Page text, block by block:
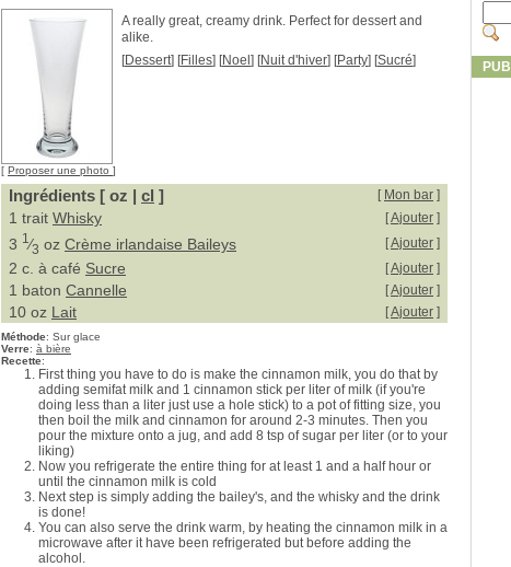
[ Proposer une photo ]
A really great, creamy drink. Perfect for dessert and
alike.
[Dessert] [Filles] [Noel ] [Nuit d'hiver] [Party] [Sucré]
Ingrédients [ oz | cl ] [ Mon bar ]
1 trait Whisky [Ajouter ]
3 1 ⁄3 oz Crème irlandaise Baileys [Ajouter ]
2 c. à café Sucre [Ajouter ]
1 baton Cannelle [Ajouter ]
10 oz Lait [Ajouter ]
Méthode: Sur glace
Verre: à bière
Recette:
First thing you have to do is make the cinnamon milk, you do that by
adding semifat milk and 1 cinnamon stick per liter of milk (if you're
doing less than a liter just use a hole stick) to a pot of fitting size, you
then boil the milk and cinnamon for around 2-3 minutes. Then you
pour the mixture onto a jug, and add 8 tsp of sugar per liter (or to your
liking)
Now you refrigerate the entire thing for at least 1 and a half hour or
until the cinnamon milk is cold
Next step is simply adding the bailey's, and the whisky and the drink
is done!
You can also serve the drink warm, by heating the cinnamon milk in a
microwave after it have been refrigerated but before adding the
alcohol.